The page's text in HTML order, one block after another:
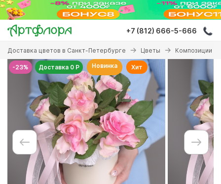
Перейти
основному
содержанию
+7 (812) 666-5-666
Вы
здесь
Доставка цветов в Санкт-Петербурге Цветы Композиции с
-23% Доставка 0 Р Новинка Хит